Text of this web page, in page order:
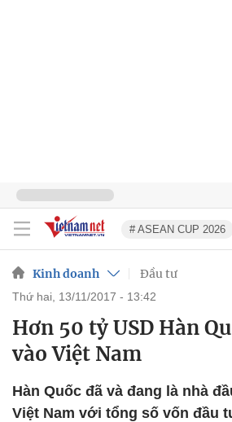
# ASEAN CUP 2026
Kinh doanh Đầu tư
thứ hai, 13/11/2017 - 13:42
Hơn 50 tỷ USD Hàn
vào Việt Nam
Hàn Quốc đã và đang là nhà
Việt Nam với tổng số vốn đầu